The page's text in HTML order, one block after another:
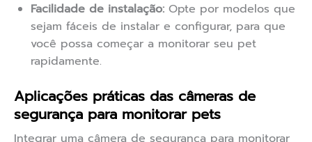
Facilidade de instalação: Opte por modelos que
sejam fáceis de instalar e configurar, para que
você possa começar a monitorar seu pet
rapidamente.
Aplicações práticas das câmeras de
segurança para monitorar pets
Integrar uma câmera de segurança para monitorar